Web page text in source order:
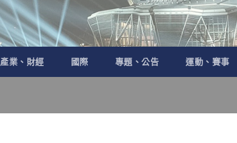
產業、財經 國際 專題、公告 運動、賽事